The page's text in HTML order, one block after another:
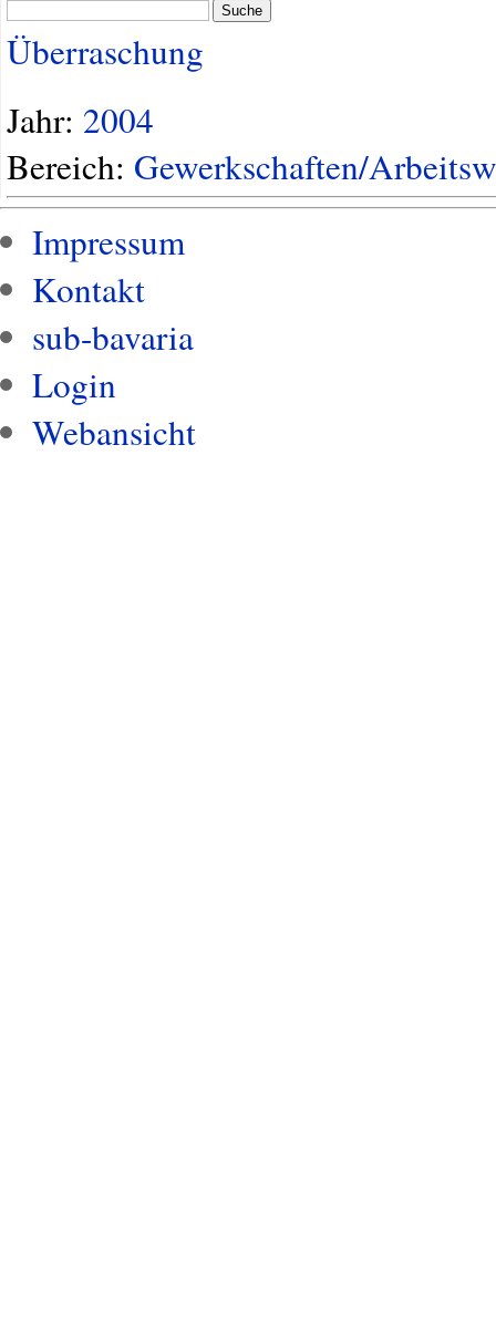
Suche
Überraschung
Jahr: 2004
Bereich: Gewerkschaften/
Impressum
Kontakt
sub-bavaria
Login
Webansicht